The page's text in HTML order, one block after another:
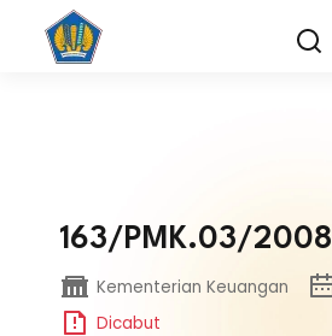
163/PMK.03/2008
Kementerian Keuangan
Dicabut